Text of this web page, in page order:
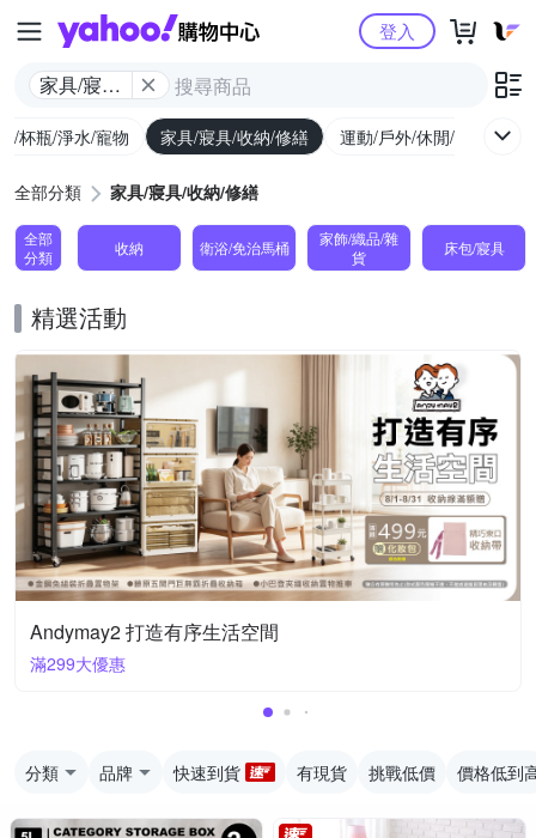
Yahoo購物中心
家具/寢具/
登入
/杯瓶/淨水/寵物 家具/寢具/收納/修繕 運動/戶外/休閒/健身
全部分類 家具/寢具/收納/修繕
全部
分類
收納 衛浴/免治馬桶
家飾/織品/雜
貨
床包/寢具
精選活動
Andymay2 打造有序生活空間
滿299大優惠
分類 品牌 快速到貨 有現貨 挑戰低價 價格低到